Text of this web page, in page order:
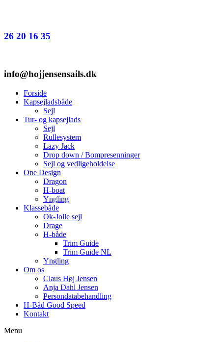
26 20 16 35
info@hojjensensails.dk
Forside
Kapsejladsbåde
Sejl
Tur- og kapsejlads
Sejl
Rullesystem
Lazy Jack
Drop down / Bompresenninger
Sejl og vedligeholdelse
One Design
Dragon
H-boat
Yngling
Klassebåde
Ok-Jolle sejl
Drage
H-både
Trim Guide
Trim Guide NL
Yngling
Om os
Claus Høj Jensen
Anja Dahl Jensen
Persondatabehandling
H-Båd Good Speed
Kontakt
Menu